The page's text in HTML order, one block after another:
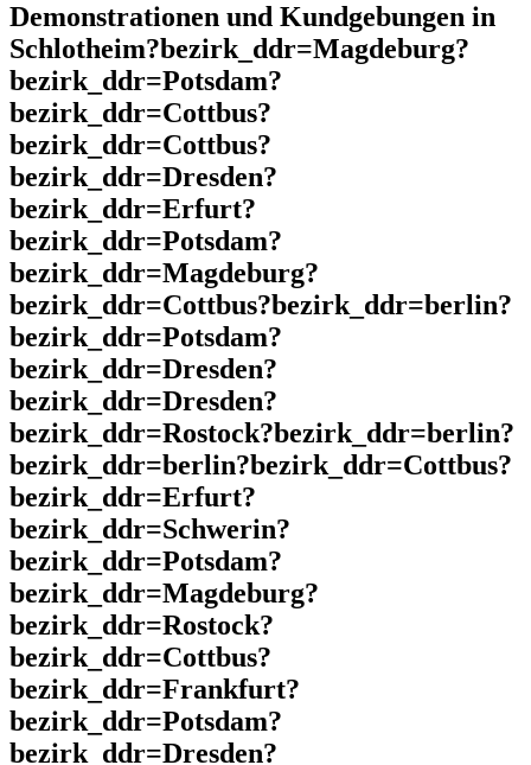
Demonstrationen und Kundgebungen in
Schlotheim?bezirk_ddr=Magdeburg?
bezirk_ddr=Potsdam?
bezirk_ddr=Cottbus?
bezirk_ddr=Cottbus?
bezirk_ddr=Dresden?
bezirk_ddr=Erfurt?
bezirk_ddr=Potsdam?
bezirk_ddr=Magdeburg?
bezirk_ddr=Cottbus?bezirk_ddr=berlin?
bezirk_ddr=Potsdam?
bezirk_ddr=Dresden?
bezirk_ddr=Dresden?
bezirk_ddr=Rostock?bezirk_ddr=berlin?
bezirk_ddr=berlin?bezirk_ddr=Cottbus?
bezirk_ddr=Erfurt?
bezirk_ddr=Schwerin?
bezirk_ddr=Potsdam?
bezirk_ddr=Magdeburg?
bezirk_ddr=Rostock?
bezirk_ddr=Cottbus?
bezirk_ddr=Frankfurt?
bezirk_ddr=Potsdam?
bezirk_ddr=Dresden?